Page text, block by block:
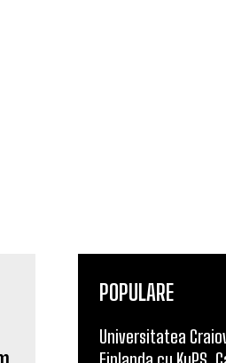
POPULARE
Universitatea